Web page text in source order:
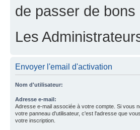
de passer de
Les
Envoyer l'email d'activation
Nom d'utilisateur:
Adresse e-mail:
Adresse e-mail associée à votre compte. Si vous
votre panneau d'utilisateur, c'est l'adresse que
votre inscription.